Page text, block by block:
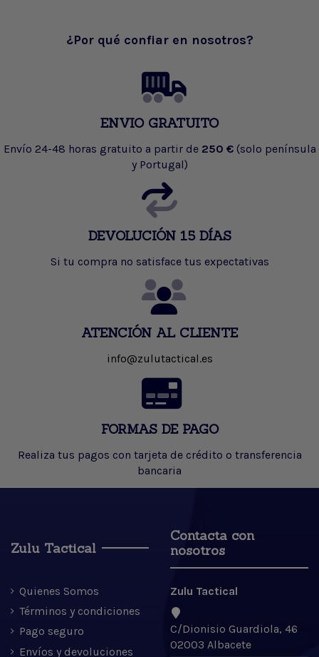
¿Por qué confiar en nosotros?
ENVIO GRATUITO
Envío 24-48 horas gratuito a partir de 250 € (solo península
y Portugal)
DEVOLUCIÓN 15 DÍAS
Si tu compra no satisface tus expectativas
ATENCIÓN AL CLIENTE
info@zulutactical.es
FORMAS DE PAGO
Realiza tus pagos con tarjeta de crédito o transferencia
bancaria
Zulu Tactical
Quienes Somos
Términos y condiciones
Pago seguro
Envíos y devoluciones
Contacta con
nosotros
Zulu Tactical
C/Dionisio Guardiola, 46
02003 Albacete